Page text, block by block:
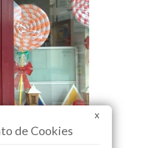
X
de Cookies